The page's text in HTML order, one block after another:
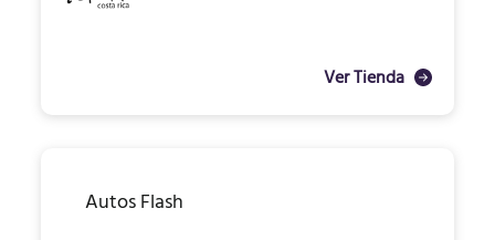
Ver Tienda
Autos Flash